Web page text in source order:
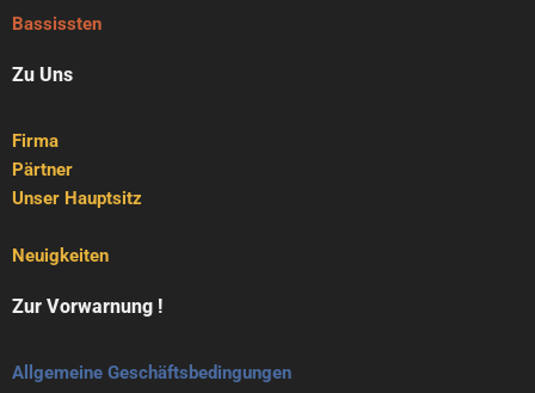
Bassissten
Zu Uns
Firma
Pärtner
Unser Hauptsitz
Neuigkeiten
Zur Vorwarnung !
Allgemeine Geschäftsbedingungen